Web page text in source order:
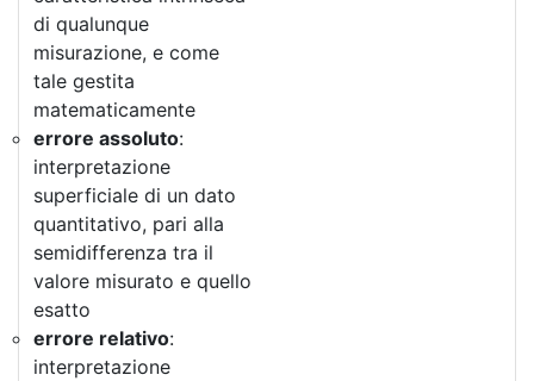
di qualunque
misurazione, e come
tale gestita
matematicamente
errore assoluto:
interpretazione
superficiale di un dato
quantitativo, pari alla
semidifferenza tra il
valore misurato e quello
esatto
errore relativo:
interpretazione